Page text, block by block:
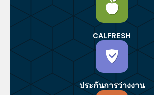
CALFRESH
ประกันการว่างงาน